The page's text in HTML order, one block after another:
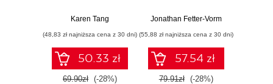
zdrowiu
(ale nigdy Ci nie
powiedziano)
Karen Tang
(48,83 zł najniższa cena z 30 dni)
50.33 zł
69.90zł (-28%)
Jonathan Fetter-Vorm
(55,88 zł najniższa cena z 30 dni)
57.54 zł
79.91zł (-28%)